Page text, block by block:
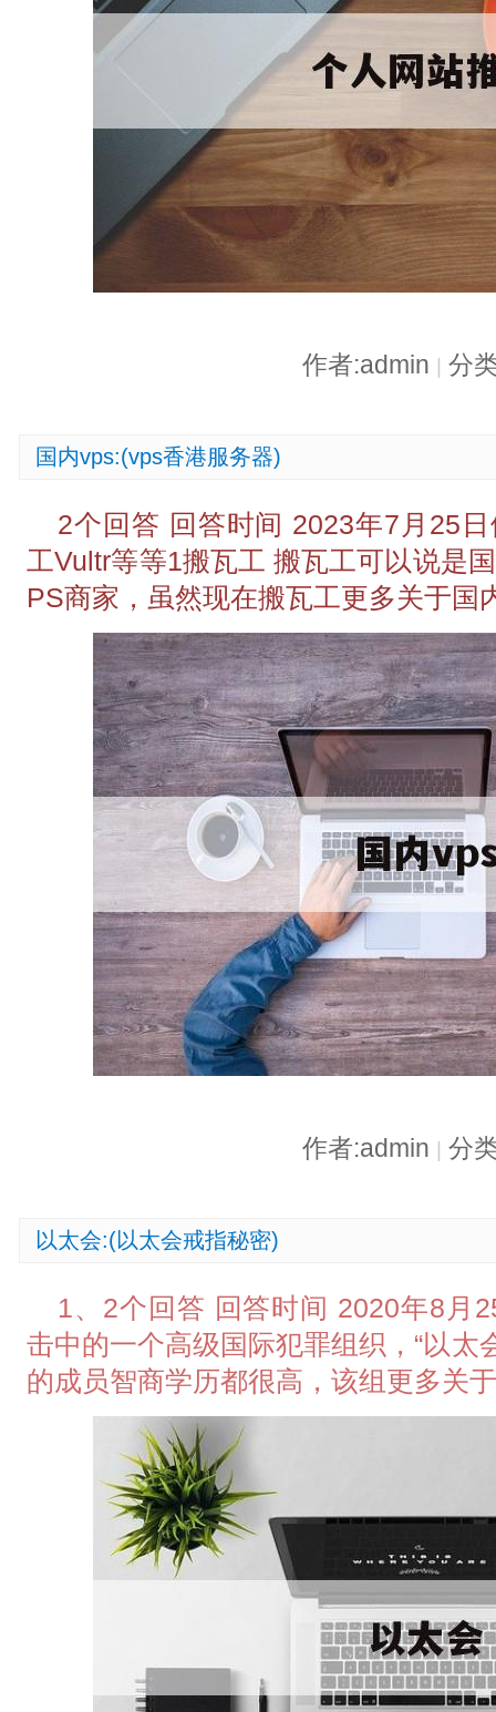
作者:admin 分
国内vps:(vps香港服务器)
2个回答 回答时间 2023年7月25
工Vultr等等1搬瓦工 搬瓦工可以说是
PS商家，虽然现在搬瓦工更多关于国
作者:admin | 分
以太会:(以太会戒指秘密)
1、2个回答 回答时间 2020年8月
击中的一个高级国际犯罪组织，“以太
的成员智商学历都很高，该组更多关